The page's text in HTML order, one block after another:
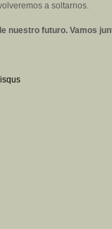
a soltarnos.
nuestro futuro. Vamos